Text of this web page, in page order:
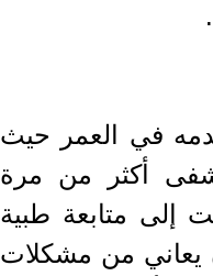
في العمر حيث
أكثر من مرة
إلى متابعة طبية
يعاني من مشكلات